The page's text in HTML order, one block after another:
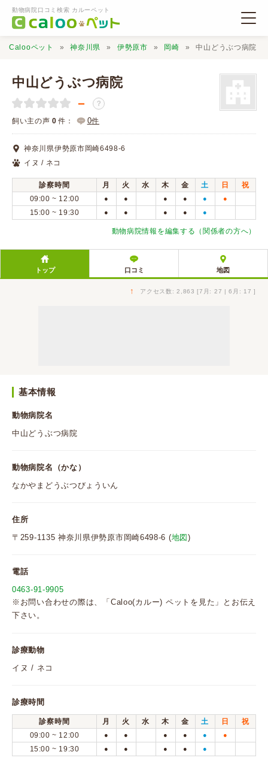
動物病院口コミ検索 カルーペット
動物病院検索
口コミ検索
Calooペットとは？
Calooペット 神奈川県 伊勢原市 岡崎 中山どうぶつ病院
中山どうぶつ病院
－ ？
飼い主の声 0 件： 0件
神奈川県伊勢原市岡崎6498-6
イヌ / ネコ
診察時間 月 火 水 木 金 土 日
祝
09:00 ~ 12:00
● ● ● ● ● ●
15:00 ~ 19:30 ● ● ● ● ●
動物病院情報を編集する（関係者の方へ）
トップ 口コミ 地図
↑ アクセス数: 2,863 [7月: 27 | 6月: 17 ]
基本情報
動物病院名
中山どうぶつ病院
動物病院名（かな）
なかやまどうぶつびょういん
住所
〒259-1135 神奈川県伊勢原市岡崎6498-6 (地図)
電話
0463-91-9905
※お問い合わせの際は、「Caloo(カルー) ペットを見た」とお伝え
下さい。
診療動物
イヌ / ネコ
診療時間
診察時間 月 火 水 木 金 土 日
祝
09:00 ~ 12:00
● ● ● ● ● ●
15:00 ~ 19:30 ● ● ● ● ●